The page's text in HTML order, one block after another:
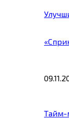
Тайм-